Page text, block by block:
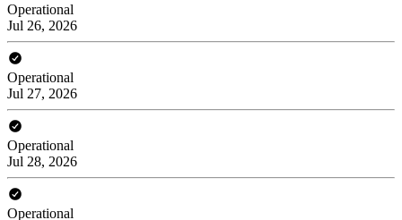
Operational
Jul 26, 2026
Operational
Jul 27, 2026
Operational
Jul 28, 2026
Operational